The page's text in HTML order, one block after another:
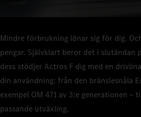
Mindre förbrukning lönar sig för dig.
pengar. Självklart beror det i slutändan
dess stödjer Actros F dig med en
din användning: från den bränslesnåla
exempel OM 471 av 3:e generationen –
passande utväxling.